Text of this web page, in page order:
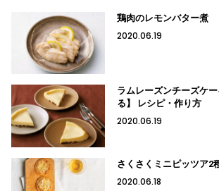
鶏肉のレモンバター煮
2020.06.19
ラムレーズンチーズケ
る】 レシピ・作り方
2020.06.19
さくさくミニピッツア2
2020.06.18